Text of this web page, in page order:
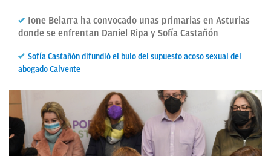
Ione Belarra ha convocado unas primarias en Asturias
donde se enfrentan Daniel Ripa y Sofía Castañón
Sofía Castañón difundió el bulo del supuesto acoso sexual del
abogado Calvente